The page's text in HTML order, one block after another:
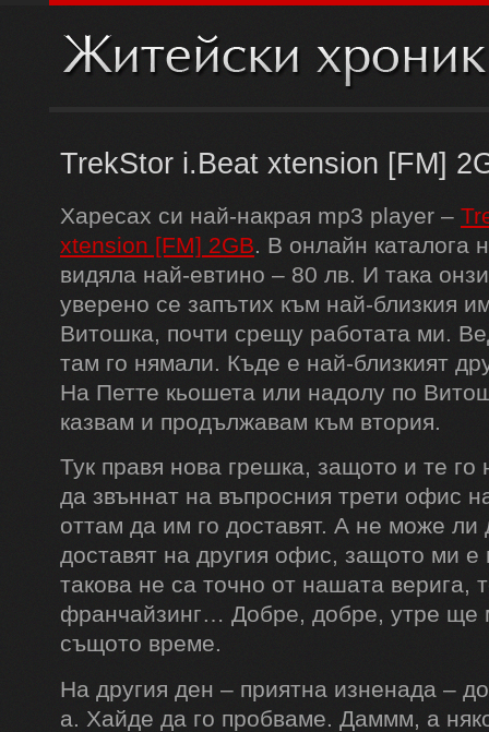
TrekStor i.Beat xtension [FM]
Харесах си най-накрая mp3 player –
xtension [FM] 2GB. В онлайн каталога
видяла най-евтино – 80 лв. И така
уверено се запътих към най-близкия
Витошка, почти срещу работата ми.
там го нямали. Къде е най-близкият
На Петте кьошета или надолу по
казвам и продължавам към втория.
Тук правя нова грешка, защото и те
да звъннат на въпросния трети офис
оттам да им го доставят. А не може ли
доставят на другия офис, защото ми
такова не са точно от нашата верига,
франчайзинг… Добре, добре, утре ще
същото време.
На другия ден – приятна изненада –
а. Хайде да го пробваме. Даммм, а